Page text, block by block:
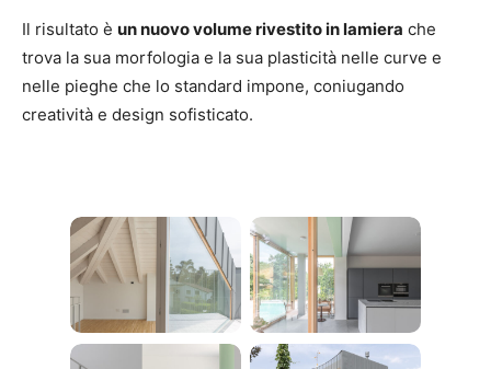
Il risultato è un nuovo volume rivestito in lamiera che
trova la sua morfologia e la sua plasticità nelle curve e
nelle pieghe che lo standard impone, coniugando
creatività e design sofisticato.